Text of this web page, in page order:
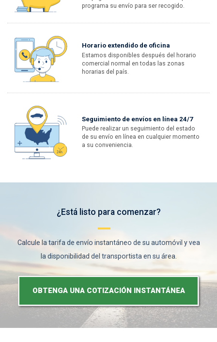
programa su envío para ser recogido.
Horario extendido de oficina
Estamos disponibles después del horario
comercial normal en todas las zonas
horarias del país.
Seguimiento de envíos en línea 24/7
Puede realizar un seguimiento del estado
de su envío en línea en cualquier momento
a su conveniencia.
¿Está listo para comenzar?
Calcule la tarifa de envío instantáneo de su automóvil y vea
la disponibilidad del transportista en su área.
OBTENGA UNA COTIZACIÓN INSTANTÁNEA